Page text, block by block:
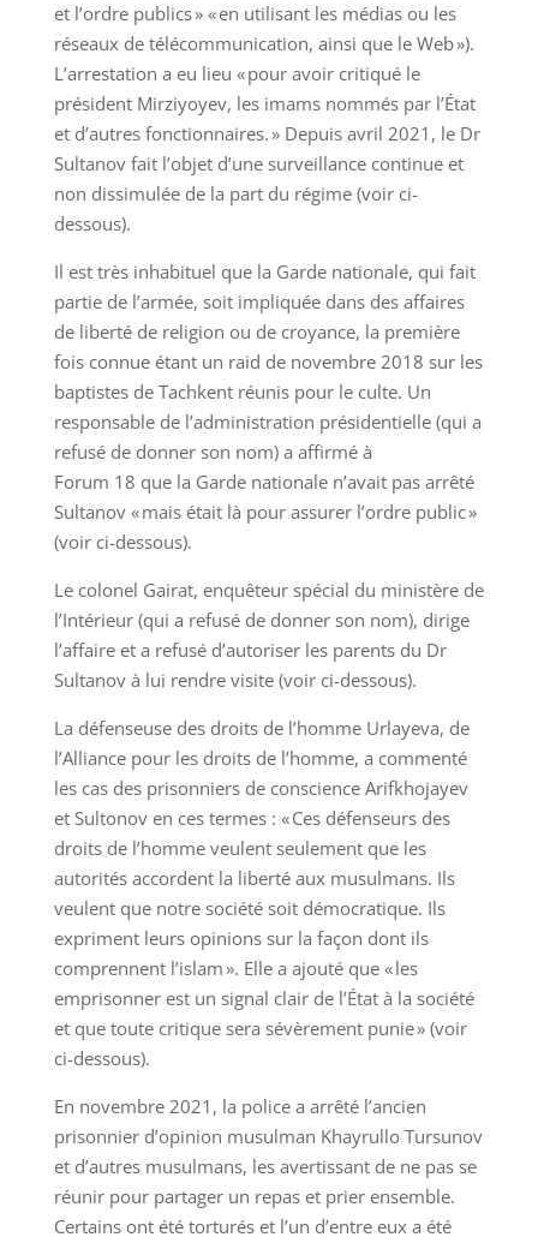
et l’ordre publics » « en utilisant les médias ou les
réseaux de télécommunication, ainsi que le Web »).
L’arrestation a eu lieu « pour avoir critiqué le
président Mirziyoyev, les imams nommés par l’État
et d’autres fonctionnaires. » Depuis avril 2021, le Dr
Sultanov fait l’objet d’une surveillance continue et
non dissimulée de la part du régime (voir ci-
dessous).
Il est très inhabituel que la Garde nationale, qui fait
partie de l’armée, soit impliquée dans des affaires
de liberté de religion ou de croyance, la première
fois connue étant un raid de novembre 2018 sur les
baptistes de Tachkent réunis pour le culte. Un
responsable de l’administration présidentielle (qui a
refusé de donner son nom) a affirmé à
Forum 18 que la Garde nationale n’avait pas arrêté
Sultanov « mais était là pour assurer l’ordre public »
(voir ci-dessous).
Le colonel Gairat, enquêteur spécial du ministère de
l’Intérieur (qui a refusé de donner son nom), dirige
l’affaire et a refusé d’autoriser les parents du Dr
Sultanov à lui rendre visite (voir ci-dessous).
La défenseuse des droits de l’homme Urlayeva, de
l’Alliance pour les droits de l’homme, a commenté
les cas des prisonniers de conscience Arifkhojayev
et Sultonov en ces termes : « Ces défenseurs des
droits de l’homme veulent seulement que les
autorités accordent la liberté aux musulmans. Ils
veulent que notre société soit démocratique. Ils
expriment leurs opinions sur la façon dont ils
comprennent l’islam ». Elle a ajouté que « les
emprisonner est un signal clair de l’État à la société
et que toute critique sera sévèrement punie » (voir
ci-dessous).
En novembre 2021, la police a arrêté l’ancien
prisonnier d’opinion musulman Khayrullo Tursunov
et d’autres musulmans, les avertissant de ne pas se
réunir pour partager un repas et prier ensemble.
Certains ont été torturés et l’un d’entre eux a été